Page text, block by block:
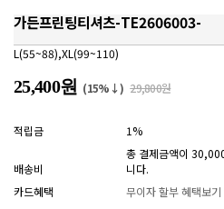
가든프린팅티셔츠-TE2606003-
L(55~88),XL(99~110)
25,400원 (15%↓) 29,800원
적립금 1%
배송비
총 결제금액이
니다.
카드혜택
무이자 할부 혜택보